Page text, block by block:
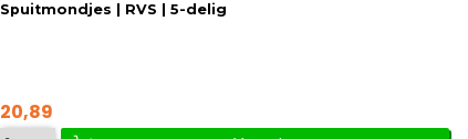
Spuitmondjes | RVS | 5-delig
20,89